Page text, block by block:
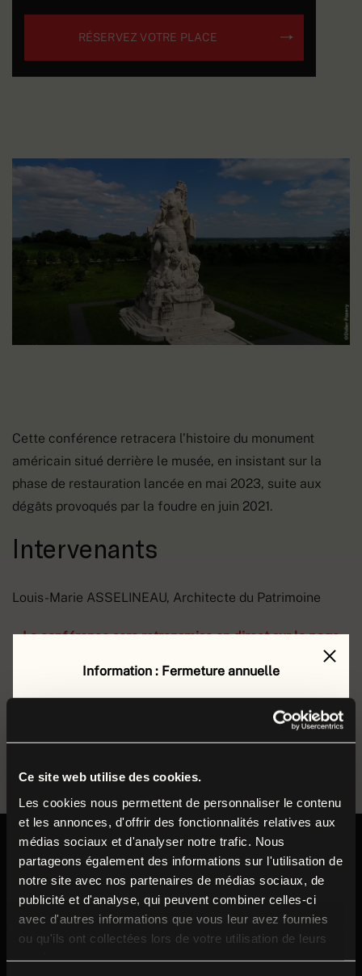
Ce site web utilise des cookies.
Les cookies nous permettent de personnaliser le contenu
et les annonces, d'offrir des fonctionnalités relatives aux
médias sociaux et d'analyser notre trafic. Nous
partageons également des informations sur l'utilisation de
notre site avec nos partenaires de médias sociaux, de
publicité et d'analyse, qui peuvent combiner celles-ci
avec d'autres informations que vous leur avez fournies
ou qu'ils ont collectées lors de votre utilisation de leurs
services.
Information : Fermeture annuelle
Le musée de la Grande Guerre est fermé au public
lundi 17 août au vendredi 4 septembre 2026
Durant cette période, nos équipes préparent la
rentrée et poursuivent leurs missions autour des
collections et du musée.
Nous vous donnons rendez-vous dès lesamedi 5
septembrepour la réouverture à l’occasion du
Week-end de Reconstitution historique 1914-1918
RÉSERVEZ VOTRE PLACE
Cette conférence retracera l’histoire du monument
américain situé derrière le musée, en insistant sur la
phase de restauration lancée en mai 2023, suite aux
dégâts provoqués par la foudre en juin 2021.
Intervenants
Louis-Marie ASSELINEAU, Architecte du Patrimoine
La conférence sera retransmise en direct sur la page
puis disponible en replay.
Informations pratiques
Ouvert tous les jours
de 9h30 à 18h